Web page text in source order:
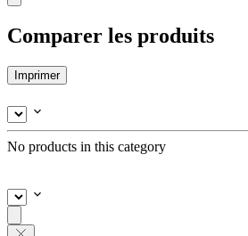
Comparer les produits
Imprimer
No products in this category